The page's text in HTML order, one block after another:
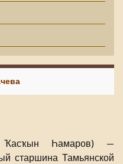
Ҡасҡын Һамаров) —
старшина Тамьянской